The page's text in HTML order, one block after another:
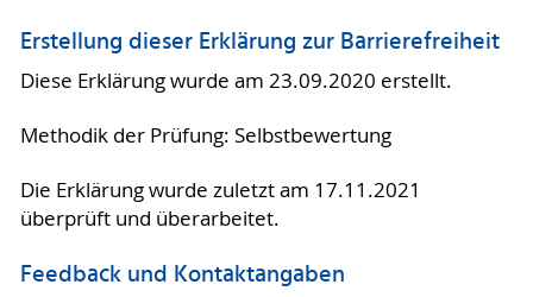
Erstellung dieser Erklärung zur Barrierefreiheit
Diese Erklärung wurde am 23.09.2020 erstellt.
Methodik der Prüfung: Selbstbewertung
Die Erklärung wurde zuletzt am 17.11.2021
überprüft und überarbeitet.
Feedback und Kontaktangaben